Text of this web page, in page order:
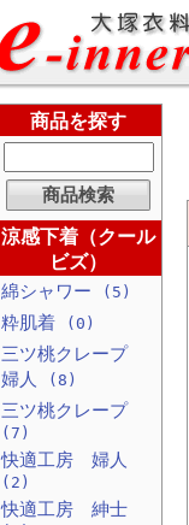
商品を探す
涼感下着（クール
ビズ）
綿シャワー (5)
粋肌着 (0)
三ツ桃クレープ
婦人
(8)
三ツ桃クレープ
(7)
快適工房 婦人
(2)
快適工房 紳士